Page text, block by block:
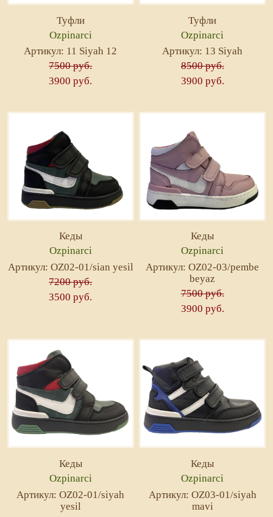
Туфли
Ozpinarci
Артикул: 11 Siyah 12
7500 руб.
3900 руб.
Туфли
Ozpinarci
Артикул: 13 Siyah
8500 руб.
3900 руб.
Кеды
Ozpinarci
Артикул: OZ02-01/sian yesil
7200 руб.
3500 руб.
Кеды
Ozpinarci
Артикул: OZ02-03/pembe
beyaz
7500 руб.
3900 руб.
Кеды
Ozpinarci
Артикул: OZ02-01/siyah
yesil
Кеды
Ozpinarci
Артикул: OZ03-01/siyah
mavi